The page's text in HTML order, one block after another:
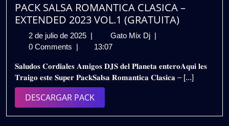
PACK SALSA ROMANTICA CLASICA –
EXTENDED 2023 VOL.1 (GRATUITA)
2 de julio de 2025 2
de
de
2025
Gato Mix Dj PACK
CLASICA
–
VOL.1
0 Comments
13:07
𝐒𝐚𝐥𝐮𝐝𝐨𝐬 𝐂𝐨𝐫𝐝𝐢𝐚𝐥𝐞𝐬 𝐀𝐦𝐢𝐠𝐨𝐬 𝐃𝐉𝐒 𝐝𝐞𝐥 𝐏𝐥𝐚𝐧𝐞𝐭𝐚 𝐞𝐧𝐭𝐞𝐫𝐨𝐀𝐪𝐮𝐢 𝐥𝐞𝐬
𝐓𝐫𝐚𝐢𝐠𝐨 𝐞𝐬𝐭𝐞 𝐒𝐮𝐩𝐞𝐫 𝐏𝐚𝐜𝐤𝐒𝐚𝐥𝐬𝐚 𝐑𝐨𝐦𝐚𝐧𝐭𝐢𝐜𝐚 𝐂𝐥𝐚𝐬𝐢𝐜𝐚 – [...]
DESCARGAR PACKDESCARGAR
PACK